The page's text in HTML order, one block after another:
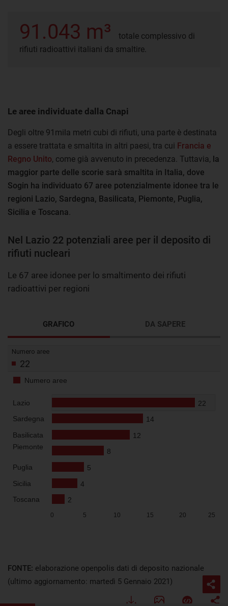
91.043 m³
totale complessivo di
rifiuti radioattivi italiani da smaltire.
Le aree individuate dalla Cnapi
Degli oltre 91mila metri cubi di rifiuti, una parte è destinata
a essere trattata e smaltita in altri paesi, tra cui Francia e
Regno Unito, come già avvenuto in precedenza. Tuttavia, la
maggior parte delle scorie sarà smaltita in Italia, dove
Sogin ha individuato 67 aree potenzialmente idonee tra le
regioni Lazio, Sardegna, Basilicata, Piemonte, Puglia,
Sicilia e Toscana
Nel Lazio 22 potenziali aree per il deposito di
rifiuti nucleari
Le 67 aree idonee per lo smaltimento dei rifiuti
radioattivi per regioni
GRAFICO DA SAPERE
FONTE: elaborazione openpolis dati di deposito nazionale
(ultimo aggiornamento: martedì 5 Gennaio 2021)